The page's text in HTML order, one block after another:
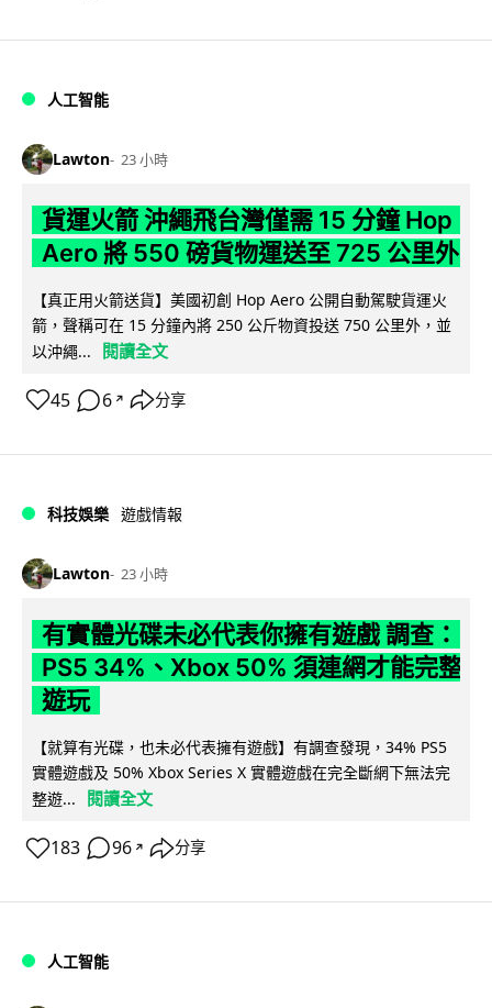
人工智能
Lawton 23 小時
貨運火箭 沖繩飛台灣僅需 15 分鐘 Hop
Aero 將 550 磅貨物運送至 725 公里外
【真正用火箭送貨】美國初創 Hop Aero 公開自動駕駛貨運火
箭，聲稱可在 15 分鐘內將 250 公斤物資投送 750 公里外，並
以沖繩...
閱讀全文
45 6 ↗ 分享
科技娛樂 遊戲情報
Lawton 23 小時
有實體光碟未必代表你擁有遊戲 調查：
PS5 34%、Xbox 50% 須連網才能完整
遊玩
【就算有光碟，也未必代表擁有遊戲】有調查發現，34% PS5
實體遊戲及 50% Xbox Series X 實體遊戲在完全斷網下無法完
整遊...
閱讀全文
183 96 ↗ 分享
人工智能